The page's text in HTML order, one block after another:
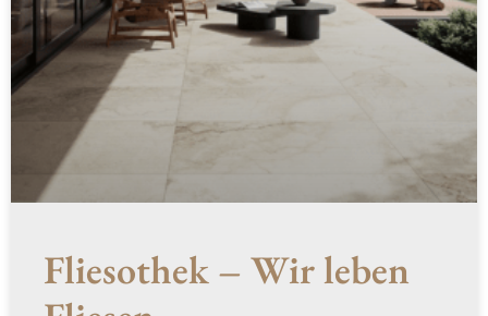
Fliesothek – Wir leben